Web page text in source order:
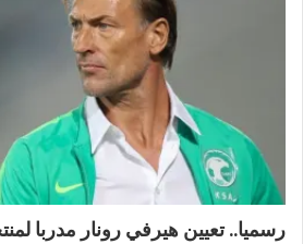
رسميا.. تعيين هيرفي رونار مدربا